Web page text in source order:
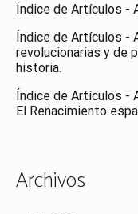
Índice de Artículos -
Índice de Artículos -
revolucionarias y de
historia.
Índice de Artículos -
El Renacimiento
Archivos